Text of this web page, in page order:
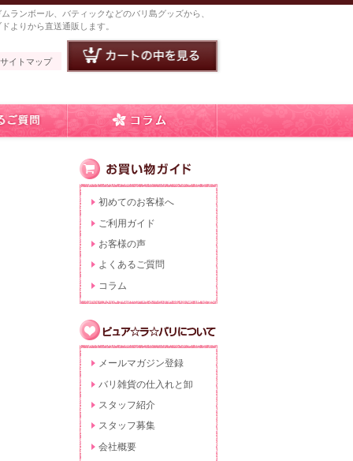
ランボール、バティックなどのバリ島グッズから、
よりから直送通販します。
サイトマップ
初めてのお客様へ
ご利用ガイド
お客様の声
よくあるご質問
コラム
メールマガジン登録
バリ雑貨の仕入れと卸
スタッフ紹介
スタッフ募集
会社概要